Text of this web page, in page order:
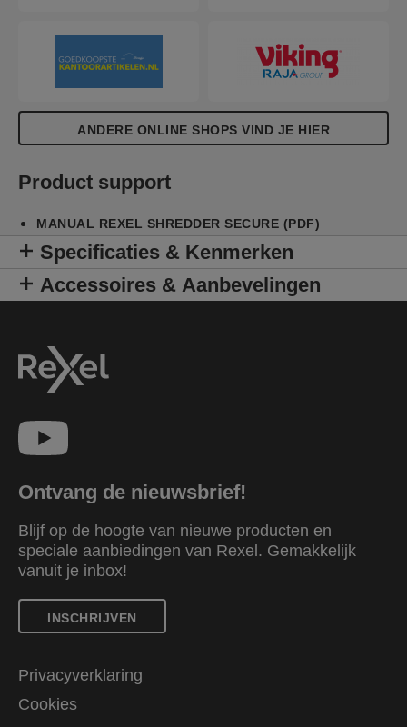
ANDERE ONLINE SHOPS VIND JE HIER
Product support
MANUAL REXEL SHREDDER SECURE (PDF)
Specificaties & Kenmerken
Accessoires & Aanbevelingen
Ontvang de nieuwsbrief!
Blijf op de hoogte van nieuwe producten en
speciale aanbiedingen van Rexel. Gemakkelijk
vanuit je inbox!
INSCHRIJVEN
Privacyverklaring
Cookies